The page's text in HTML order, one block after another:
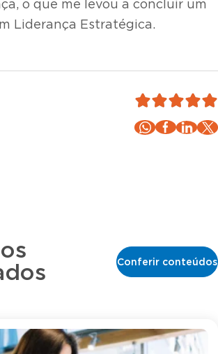
o que me levou a concluir um
Liderança Estratégica.
Conferir conteúdos